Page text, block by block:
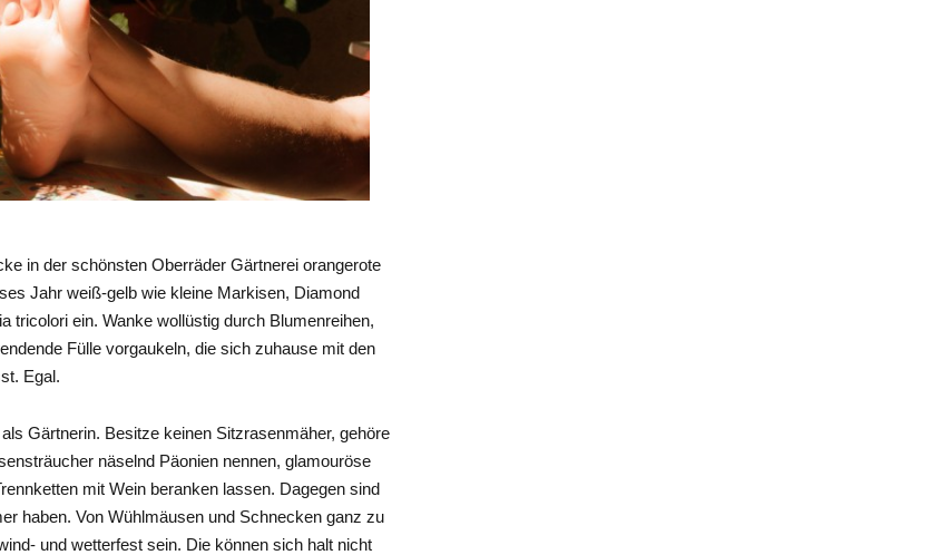
in der schönsten Oberräder Gärtnerei orangerote
Jahr weiß-gelb wie kleine Markisen, Diamond
tricolori ein. Wanke wollüstig durch Blumenreihen,
Fülle vorgaukeln, die sich zuhause mit den
Egal.
Gärtnerin. Besitze keinen Sitzrasenmäher, gehöre
näselnd Päonien nennen, glamouröse
mit Wein beranken lassen. Dagegen sind
haben. Von Wühlmäusen und Schnecken ganz zu
und wetterfest sein. Die können sich halt nicht